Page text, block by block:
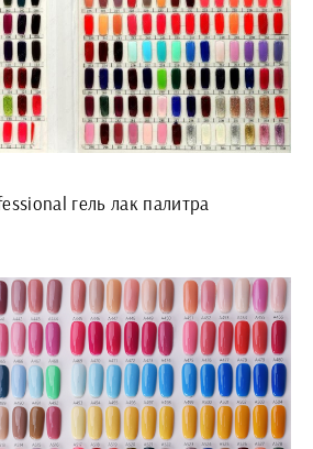
гель лак палитра